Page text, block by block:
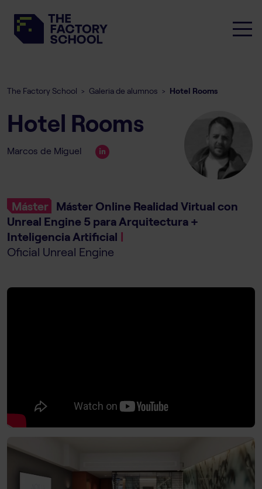
The Factory School > Galeria de alumnos > Hotel Rooms
Hotel Rooms
Marcos de Miguel
Máster Máster Online Realidad Virtual con
Unreal Engine 5 para Arquitectura +
Inteligencia Artificial |
Oficial Unreal Engine